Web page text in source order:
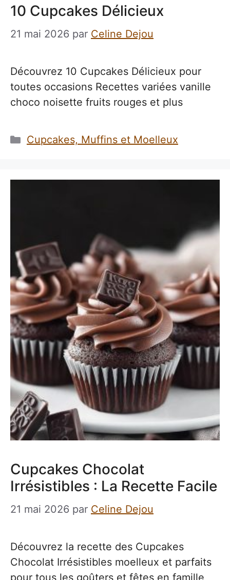
10 Cupcakes Délicieux
21 mai 2026 par Celine Dejou
Découvrez 10 Cupcakes Délicieux pour
toutes occasions Recettes variées vanille
choco noisette fruits rouges et plus
Catégories
Cupcakes, Muffins et Moelleux
Cupcakes Chocolat
Irrésistibles : La Recette Facile
21 mai 2026 par Celine Dejou
Découvrez la recette des Cupcakes
Chocolat Irrésistibles moelleux et parfaits
pour tous les goûters et fêtes en famille